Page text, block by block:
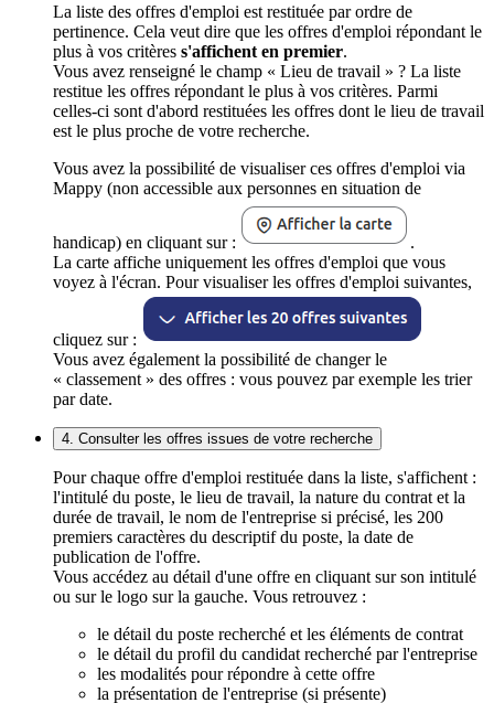
La liste des offres d'emploi est restituée par ordre de
pertinence. Cela veut dire que les offres d'emploi répondant le
plus à vos critères s'affichent en premier.
Vous avez renseigné le champ « Lieu de travail » ? La liste
restitue les offres répondant le plus à vos critères. Parmi
celles-ci sont d'abord restituées les offres dont le lieu de travail
est le plus proche de votre recherche.
Vous avez la possibilité de visualiser ces offres d'emploi via
Mappy (non accessible aux personnes en situation de
handicap) en cliquant sur :
.
La carte affiche uniquement les offres d'emploi que vous
voyez à l'écran. Pour visualiser les offres d'emploi suivantes,
cliquez sur :
Vous avez également la possibilité de changer le
« classement » des offres : vous pouvez par exemple les trier
par date.
4. Consulter les offres issues de votre recherche
Pour chaque offre d'emploi restituée dans la liste, s'affichent :
l'intitulé du poste, le lieu de travail, la nature du contrat et la
durée de travail, le nom de l'entreprise si précisé, les 200
premiers caractères du descriptif du poste, la date de
publication de l'offre.
Vous accédez au détail d'une offre en cliquant sur son intitulé
ou sur le logo sur la gauche. Vous retrouvez :
le détail du poste recherché et les éléments de contrat
le détail du profil du candidat recherché par l'entreprise
les modalités pour répondre à cette offre
la présentation de l'entreprise (si présente)